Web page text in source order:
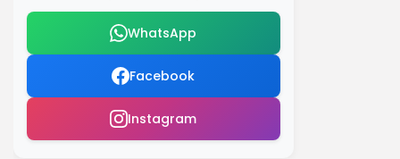
WhatsApp
Facebook
Instagram